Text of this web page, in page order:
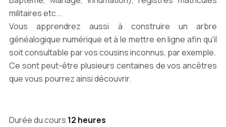
militaires etc...
Vous apprendrez aussi à construire un arbre
généalogique numérique et à le mettre en ligne afin qu'il
soit consultable par vos cousins inconnus, par exemple.
Ce sont peut-être plusieurs centaines de vos ancêtres
que vous pourrez ainsi découvrir.
Durée du cours 12 heures